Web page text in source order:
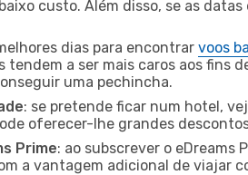
custo. Além disso, se as
dias para encontrar voos
a ser mais caros aos fins
uma pechincha.
: se pretende ficar num hotel,
oferecer-lhe grandes
Prime: ao subscrever o eDreams
a vantagem adicional de viajar